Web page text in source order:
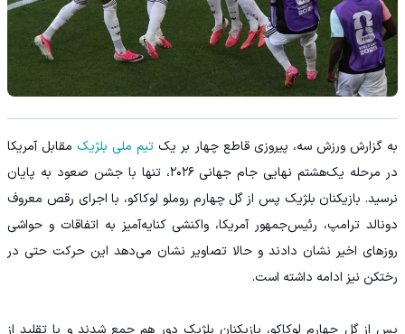
به گزارش ورزش سه، پیروزی قاطع چهار بر یک تیم ملی بلژیک مقابل آمریکا
در مرحله یک‌هشتم نهایی جام جهانی ۲۰۲۶، تنها با جشن صعود به پایان
نرسید. بازیکنان بلژیک پس از گل چهارم روملو لوکاکو، با اجرای رقص معروف
دونالد ترامپ، رئیس‌جمهور آمریکا، واکنشی کنایه‌آمیز به اتفاقات و حواشی
روزهای اخیر نشان دادند و حالا تصاویر نشان می‌دهد این حرکت حتی در
رختکن نیز ادامه داشته است.
پس از گل چهارم لوکاکو، بازیکنان بلژیک دور هم جمع شدند و با تقلید از